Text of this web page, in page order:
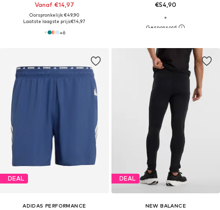
Vanaf €14,97
Oorspronkelijk: €49,90
Laatste laagste prijs:€14,97
+6
€54,90
DEAL
ADIDAS PERFORMANCE
DEAL
NEW BALANCE